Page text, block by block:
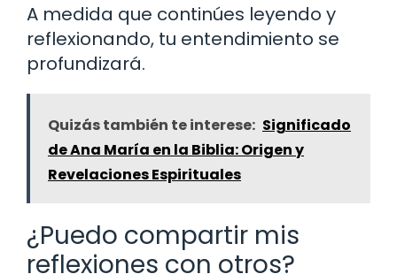
A medida que continúes leyendo y
reflexionando, tu entendimiento se
profundizará.
Quizás también te interese: Significado
de Ana María en la Biblia: Origen y
Revelaciones Espirituales
¿Puedo compartir mis
reflexiones con otros?